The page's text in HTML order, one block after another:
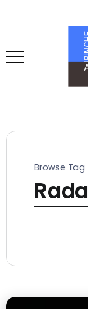
Browse Tag